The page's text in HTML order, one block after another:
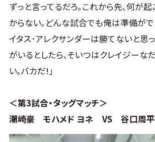
ずっと言ってるだろ｡これから先､何が起
からない｡どんな試合でも俺は準備がで
イタス･アレクサンダーは勝てないと思
がいるとしたら､そいつはクレイジーな
い｡バカだ!｣
＜第3試合・タッグマッチ＞
潮崎豪 モハメド ヨネ VS 谷口周